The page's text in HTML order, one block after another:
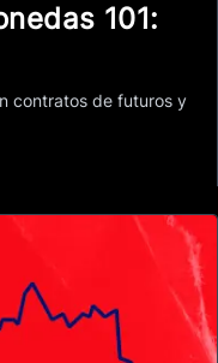
101:
contratos de futuros y